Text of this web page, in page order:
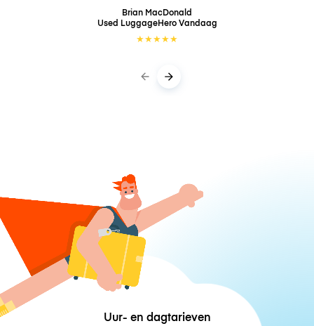
Brian MacDonald
Used LuggageHeroVandaag
★★★★★
Uur- en dagtarieven